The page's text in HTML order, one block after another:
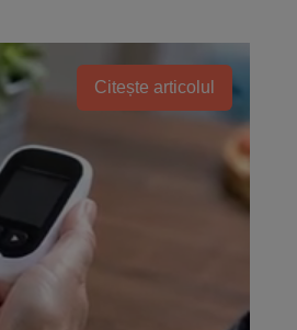
Citește articolul